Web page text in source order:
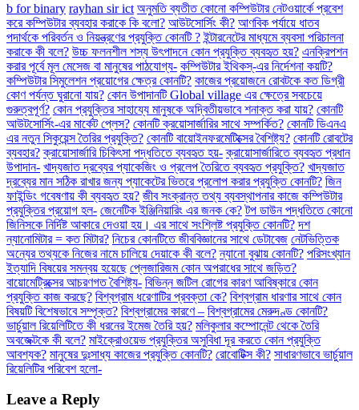
b for binary rayhan sir ict অনুমতি ব্যতীত কোনো কম্পিউটার নেটওয়ার্কে প্রবেশ
করে কম্পিউটার ব্যবহার করাকে কি বলো? আউটসোর্সিং কী? আণবিক পর্যায়ে ধাতব
পদার্থকে পরিবর্তন ও নিয়ন্ত্রণের প্রযুক্তি কোনটি ? ইন্টারনেটের মাধ্যমে ব্যবসা পরিচালনা
করাকে কী বলে? উচ্চ ফলনশীল শস্য উৎপাদনে কোন প্রযুক্তি ব্যবহৃত হয়? এনক্রিপশন
করার পূর্বে মূল মেসেজ বা মানুষের পাঠযোগ্য- কম্পিউটার ইথিকস্-এর নির্দেশনা কয়টি?
কম্পিউটার সিমুলেশন প্রয়োগের ক্ষেত্র কোনটি? কাজের প্রয়োজনে রোবটকে কত ডিগ্রী
কোণ পর্যন্ত ঘুরানো যায়? কোন উপাদানটি Global village এর ক্ষেত্রে সবচেয়ে
গুরুত্বপূর্ণ? কোন প্রযুক্তির সাহায্যে মানুষকে অদ্বিতীয়ভাবে শনাক্ত করা যায়? কোনটি
আউটসোর্সিং-এর মার্কেট প্লেস? কোনটি ক্রয়োসার্জারির সাথে সম্পর্কিত? কোনটি ডিএনএ
এর নতুন সিকুয়েন্স তৈরির প্রযুক্তি? কোনটি বায়োইনফরমেটিক্সের বৈশিষ্ট্য? কোনটি রোবটের
ব্যবহার? ক্রায়োসার্জারি চিকিৎসা পদ্ধতিতে ব্যবহৃত হয়- ক্রায়োসার্জারিতে ব্যবহৃত প্রধান
উপাদান- খাদ্যজাত দ্রব্যের প্যাকেজিং ও প্রলেপ তৈরিতে ব্যবহৃত প্রযুক্তি? খাদ্যজাত
দ্রব্যের মান সঠিক রাখার জন্য প্যাকেটের ভিতরে প্রলোপ করার প্রযুক্তি কোনটি? জিন
ফাইন্ডিং গবেষণায় কী ব্যবহৃত হয়? জীব সংক্রান্ত তথ্য ব্যবস্থাপনার কাজে কম্পিউটার
প্রযুক্তির প্রয়োগ হল- জেনেটিক ইঞ্জিনিয়ারিং এর জনক কে? টপ ডাউন পদ্ধতিতে কোনো
জিনিসকে নির্দিষ্ট আকারে দেওয়া হয়। এর সাথে সংশ্লিষ্ট প্রযুক্তি কোনটি? দশ
ন্যানোমিটার = কত মিটার? নিচের কোনটিতে জীববিজ্ঞানের সাথে ডেটাবেজ নেটভিত্তিক
অন্যের তথ্যকে নিজের নামে চালিয়ে দেয়াকে কী বলে? ন্যানো বুঝায় কোনটি? পরিসংখ্যান
ইত্যাদি বিষয়ের সমন্বয় হয়েছে প্লেজারিজম কোন অপরাধের সাথে জড়িত?
বায়োমেট্রিক্সের আচরণগত বৈশিষ্ট্য- বিভিন্ন জটিল রোগের কারণ আবিষ্কারে কোন
প্রযুক্তি কাজ করছে? বিশ্বগ্রাম ধরেণাটির প্রবক্তা কে? বিশ্বগ্রাম ধারণার সাথে কোন
বিষয়টি বিশেষভাবে সম্পৃক্ত? বিশ্বগ্রামের কারণে – বিশ্বগ্রামের মেরুদণ্ড কোনটি?
ভার্চুয়াল রিয়েলিটিতে কী ধরনের ইমেজ তৈরি হয়? মলিকুলার কম্পোনেন্ট থেকে তৈরি
অবজেক্টকে কী বলে? মাইক্রোওয়েভ প্রযুক্তির অসুবিধা দূর করতে কোন প্রযুক্তি
আবশ্যক? মানুষের দুঃসাধ্য কাজের প্রযুক্তি কোনটি? রোবোটিক্স কী? সাধারণভাবে ভার্চুয়াল
রিয়েলিটির পরিবেশ হলো-
Leave a Reply